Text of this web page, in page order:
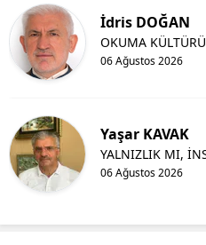
İdris DOĞAN
06 Ağustos 2026
OKUMA
Yaşar KAVAK
06 Ağustos 2026
YALNIZLIK MI,